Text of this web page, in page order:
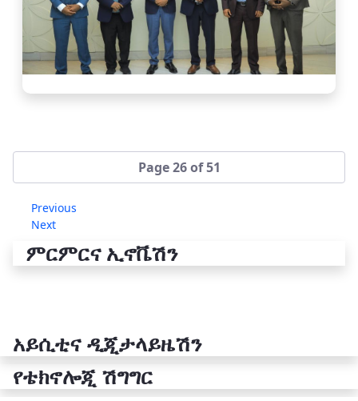
Page 26 of 51
Next
ምርምርና ኢኖቬሽን
የቴክኖሎጂ ሽግግር